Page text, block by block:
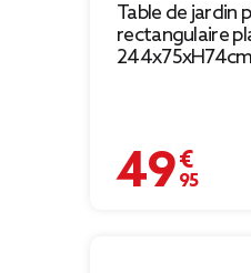
Table de jardin
rectangulaire
244x75xH74cm
49,95 €